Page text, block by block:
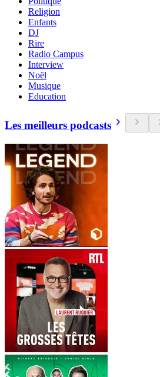
Religion
Enfants
DJ
Rire
Radio Campus
Interview
Noël
Musique
Education
Les meilleurs podcasts